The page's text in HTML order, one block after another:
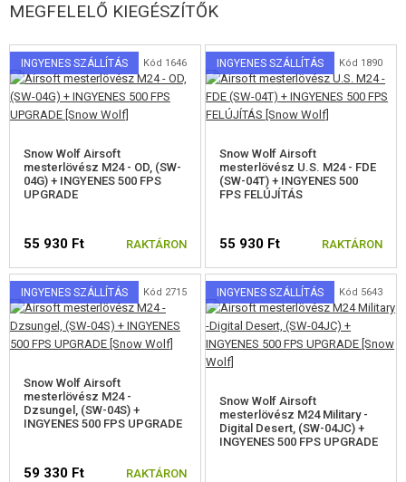
CYMA M24 (CM.702) mesterlövészpuskákhoz készült. Mind az eredeti
használható
Jogi nyilatkozat: Ez a termék vagy részleges műszaki
megoldások szerzői jogi védelem alatt állnak a másolás
ellen!
MEGFELELŐ KIEGÉSZÍTŐK
INGYENES SZÁLLÍTÁS Kód 1646
Snow Wolf Airsoft
mesterlövész M24 - OD, (SW-
04G) + INGYENES 500 FPS
UPGRADE
55 930 Ft RAKTÁRON
VÁLASSZON A VARIÁCIÓKBÓL
INGYENES SZÁLLÍTÁS Kód 1890
Snow Wolf Airsoft
mesterlövész U.S. M24 - FDE
(SW-04T) + INGYENES 500
FPS FELÚJÍTÁS
55 930 Ft RAKTÁRON
VÁLASSZON A VARIÁCIÓKBÓL
INGYENES SZÁLLÍTÁS Kód 2715
Snow Wolf Airsoft
mesterlövész M24 -
Dzsungel, (SW-04S) +
INGYENES 500 FPS UPGRADE
59 330 Ft RAKTÁRON
INGYENES SZÁLLÍTÁS Kód 5643
Snow Wolf Airsoft
mesterlövész M24 Military -
Digital Desert, (SW-04JC) +
INGYENES 500 FPS UPGRADE